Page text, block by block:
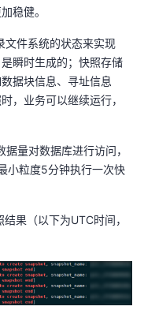
稳健。
文件系统的状态来实现
瞬时生成的；快照存储
据块信息、寻址信息
，业务可以继续运行，
据量对数据库进行访问，
小粒度5分钟执行一次快
结果（以下为UTC时间，